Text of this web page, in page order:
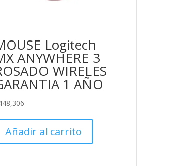
Logitech
ANYWHERE 3
WIRELES
1 AÑO
Añadir al carrito